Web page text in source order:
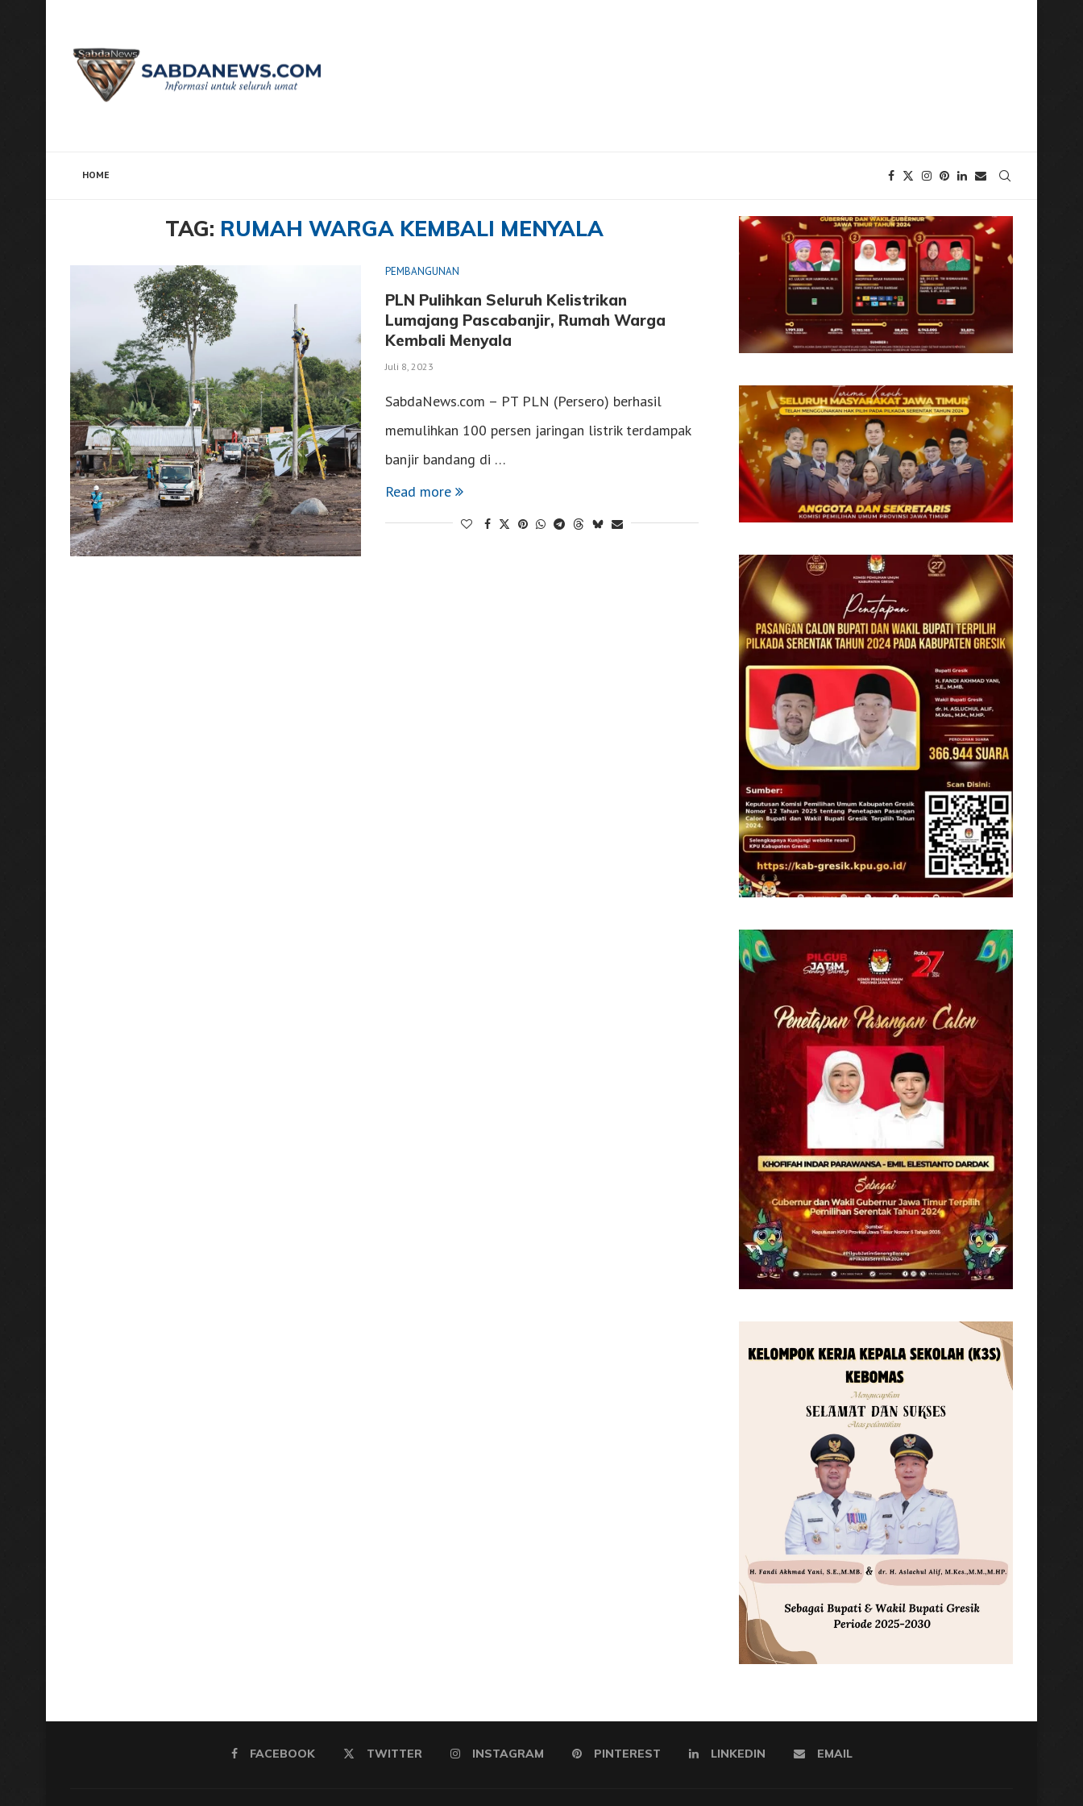
HOME
TAG: RUMAH WARGA KEMBALI MENYALA
PEMBANGUNAN
PLN Pulihkan Seluruh Kelistrikan
Lumajang Pascabanjir, Rumah Warga
Kembali Menyala
Juli 8, 2023
SabdaNews.com – PT PLN (Persero) berhasil
memulihkan 100 persen jaringan listrik terdampak
banjir bandang di …
Read more
FACEBOOK TWITTER INSTAGRAM PINTEREST LINKEDIN EMAIL